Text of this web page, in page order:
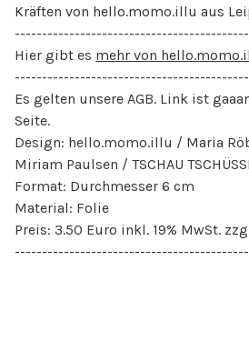
Kräften von hello.momo.illu aus
Hier gibt es mehr von
Es gelten unsere AGB. Link ist
Seite.
Design: hello.momo.illu / Maria
Miriam Paulsen / TSCHAU TSCHÜSSI
Format: Durchmesser 6 cm
Material: Folie
Preis: 3.50 Euro inkl. 19% MwSt.